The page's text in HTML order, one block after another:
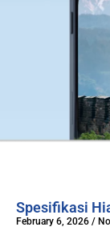
Spesifikasi
February 6, 2026